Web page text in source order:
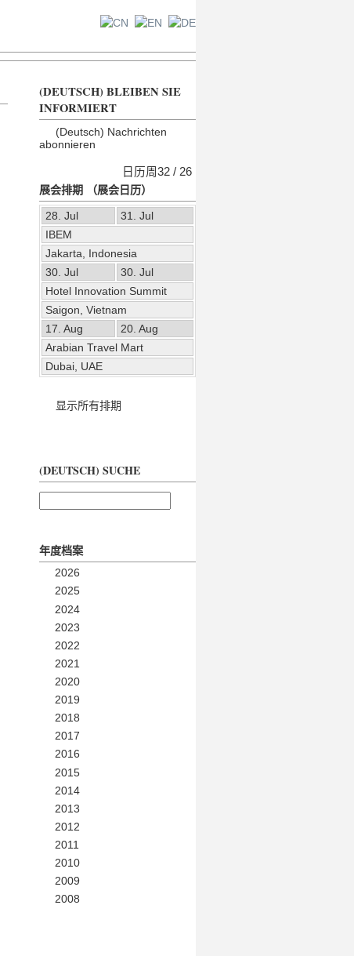
日历周32 / 26
(DEUTSCH) BLEIBEN SIE
INFORMIERT
(Deutsch) Nachrichten
abonnieren
展会排期 （展会日历）
28. Jul
31. Jul
IBEM
Jakarta, Indonesia
30. Jul
30. Jul
Hotel Innovation Summit
Saigon, Vietnam
17. Aug
20. Aug
Arabian Travel Mart
Dubai, UAE
显示所有排期
(DEUTSCH) SUCHE
年度档案
2026
2025
2024
2023
2022
2021
2020
2019
2018
2017
2016
2015
2014
2013
2012
2011
2010
2009
2008